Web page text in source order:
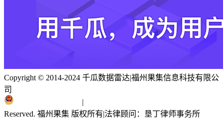
Copyright © 2014-2024 千瓜数据雷达|福州果集信息科技有限公
司
|
Reserved. 福州果集 版权所有|法律顾问：垦丁律师事务所